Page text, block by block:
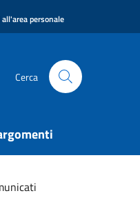
all'area personale
Cerca